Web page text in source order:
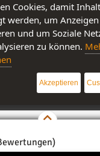
GmbH & Co. KG.
der jeweiligen
für dir wir Geld erhalten.
Cookies, damit
werden, um Anzeigen
und um Soziale
zu können.
Akzeptieren